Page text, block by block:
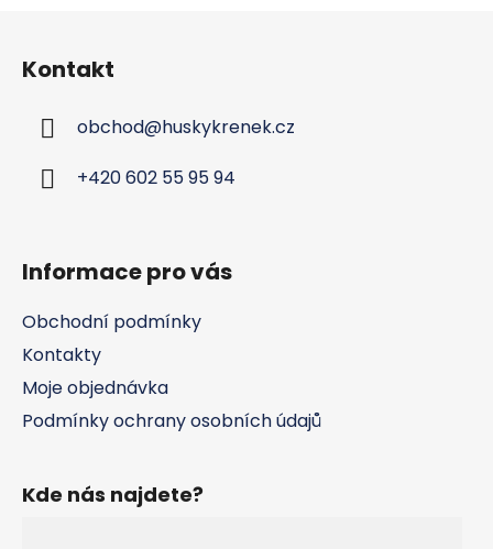
Kontakt
obchod@huskykrenek.cz
+420 602 55 95 94
Informace pro vás
Obchodní podmínky
Kontakty
Moje objednávka
Podmínky ochrany osobních údajů
Kde nás najdete?